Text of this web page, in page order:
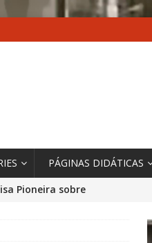
PÁGINAS DIDÁTICAS
Pioneira sobre